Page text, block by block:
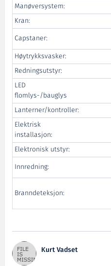
Manøversystem:
Kran:
Capstaner:
Høytrykksvasker:
Redningsutstyr:
LED
flomlys-/bauglys
Lanterner/kontroller:
Elektrisk
installasjon:
Elektronisk utstyr:
Innredning:
Branndeteksjon:
Kurt Vadset